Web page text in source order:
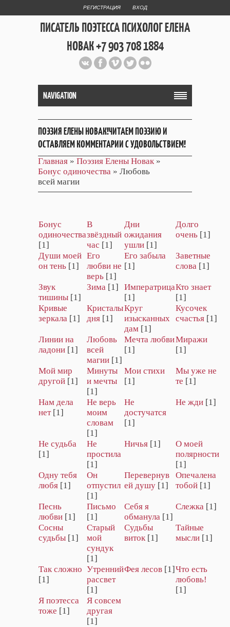
РЕГИСТРАЦИЯ ВХОД
ПИСАТЕЛЬ ПОЭТЕССА ПСИХОЛОГ ЕЛЕНА
НОВАК +7 903 708 1884
Официальный сайт репетитора
и Web Дизайнера Елены Новак
NAVIGATION
ПОЭЗИЯ ЕЛЕНЫ НОВАК!ЧИТАЕМ ПОЭЗИЮ И
ОСТАВЛЯЕМ КОММЕНТАРИИ С УДОВОЛЬСТВИЕМ!
Главная » Поэзия Елены Новак»
Бонус одиночества » Любовь
всей магии
Бонус
одиночества
[1]
В
звёздный
час [1]
Дни
ожидания
ушли [1]
Долго
очень [1]
Души моей
он тень [1]
Его
любви не
верь [1]
Его забыла
[1]
Заветные
слова [1]
Звук
тишины [1]
Зима [1]
Императрица
[1]
Кто знает
[1]
Кривые
зеркала [1]
Кристалы
дня [1]
Круг
изысканных
дам [1]
Кусочек
счастья [1]
Линии на
ладони [1]
Любовь
всей
магии [1]
Мечта любви
[1]
Миражи
[1]
Мой мир
другой [1]
Минуты
и мечты
[1]
Мои стихи
[1]
Мы уже не
те [1]
Нам дела
нет [1]
Не верь
моим
словам
[1]
Не
достучатся
[1]
Не жди [1]
Не судьба
[1]
Не
простила
[1]
Ничья [1]
О моей
полярности
[1]
Одну тебя
любя [1]
Он
отпустил
[1]
Перевернув
ей душу [1]
Опечалена
тобой [1]
Песнь
любви [1]
Письмо
[1]
Себя я
обманула [1]
Слежка [1]
Сосны
судьбы [1]
Старый
мой
сундук
[1]
Судьбы
виток [1]
Тайные
мысли [1]
Так сложно
[1]
Утренний
рассвет
[1]
Фея лесов [1] Что есть
любовь!
[1]
Я поэтесса
тоже [1]
Я совсем
другая
[1]